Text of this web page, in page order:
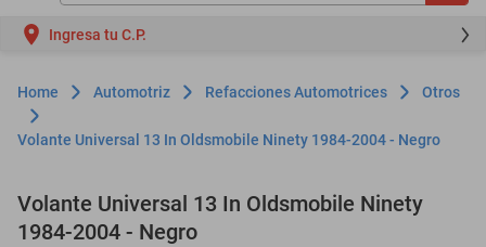
Ingresa tu C.P.
Automotriz Refacciones Automotrices Otros
Volante Universal 13 In Oldsmobile Ninety 1984-2004 - Negro
Volante Universal 13 In Oldsmobile Ninety
1984-2004 - Negro
motos
moto
refrigeradores
lavadoras